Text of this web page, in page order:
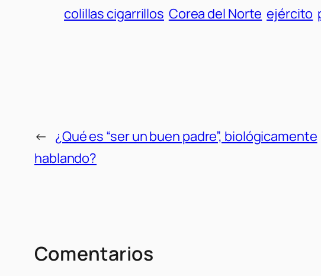
colillas cigarrillos Corea del Norte ejército
← ¿Qué es “ser un buen padre”, biológicamente
hablando?
Comentarios